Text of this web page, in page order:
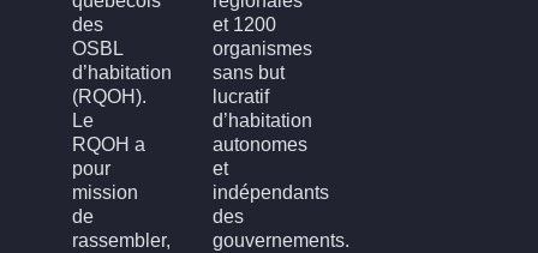
des
OSBL
d’habitation
(RQOH).
Le
RQOH a
pour
mission
de
rassembler,
et 1200
organismes
sans but
lucratif
d’habitation
autonomes
et
indépendants
des
gouvernements.